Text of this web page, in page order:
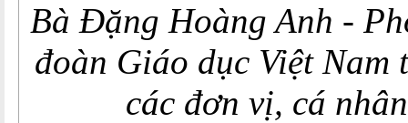
Bà Đặng Hoàng Anh -
đoàn Giáo dục Việt Nam
các đơn vị, cá